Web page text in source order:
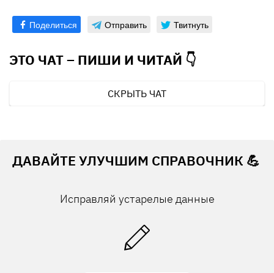
которым добавлена обходная дорога по
всему периметру.
Поделиться Отправить Твитнуть
ЭТО ЧАТ – ПИШИ И ЧИТАЙ 👇
СКРЫТЬ ЧАТ
ДАВАЙТЕ УЛУЧШИМ СПРАВОЧНИК 💪
Исправляй устарелые данные